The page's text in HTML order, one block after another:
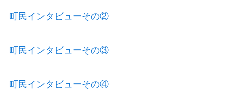
町民インタビューその②
町民インタビューその③
町民インタビューその④